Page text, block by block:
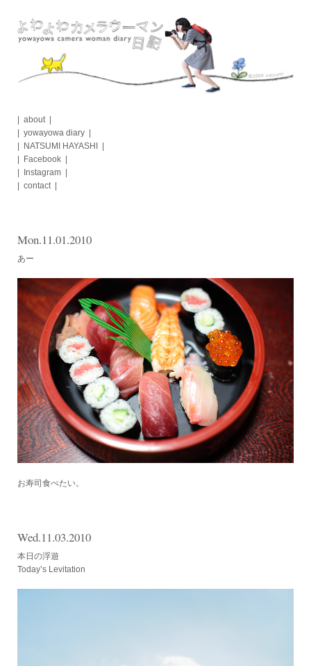
content
about
yowayowa diary
NATSUMI HAYASHI
Facebook
Instagram
contact
Mon.11.01.2010
あー
お寿司食べたい。
Wed.11.03.2010
本日の浮遊
Today’s Levitation